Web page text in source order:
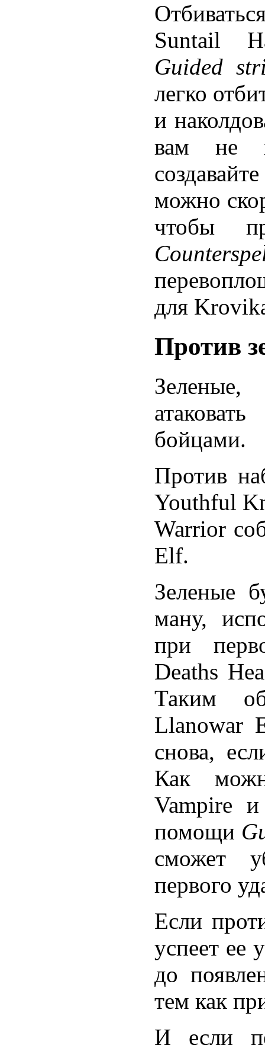
Suntail
Guided
легко
и
вам не
можно
чтобы
для
Против
бойцами.
Против
Youthful
Warrior
Elf.
Зеленые
ману,
при
Deaths
Таким
Llanowar
снова,
Как
Vampire и
помощи
сможет
первого
Если
успеет ее
до
тем как
И если